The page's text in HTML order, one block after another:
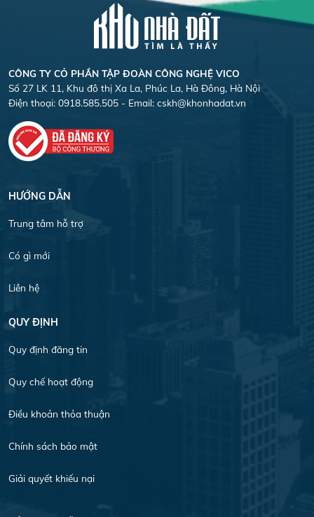
CÔNG TY CỎ PHẦN TẬP ĐOÀN CÔNG NGHỆ VICO
Số 27 LK 11, Khu đô thị Xa La, Phúc La, Hà Đông, Hà Nội
Điện thoại: 0918.585.505 - Email: cskh@khonhadat.vn
HƯỚNG DẪN
Trung tâm hỗ trợ
Có gì mới
Liên hệ
QUY ĐỊNH
Quy định đăng tin
Quy chế hoạt động
Điều khoản thỏa thuận
Chính sách bảo mật
Giải quyết khiếu nại